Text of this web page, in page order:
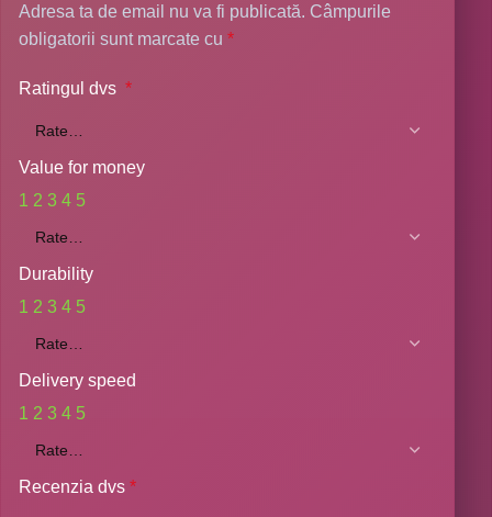
Adresa ta de email nu va fi publicată. Câmpurile
obligatorii sunt marcate cu*
Ratingul dvs*
Value for money
1 2 3 4 5
Durability
1 2 3 4 5
Delivery speed
1 2 3 4 5
Recenzia dvs*